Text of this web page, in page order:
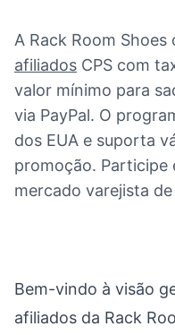
A Rack Room Shoes
afiliados CPS com
valor mínimo para
via PayPal. O
dos EUA e suporta
promoção. Participe
mercado varejista
Bem-vindo à visão
afiliados da Rack